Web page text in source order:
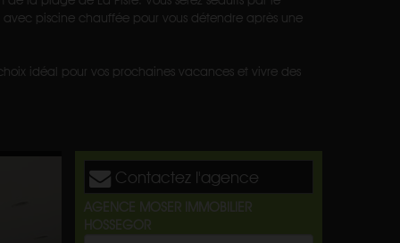
piscine chauffée pour vous détendre après une
idéal pour vos prochaines vacances et vivre des
Contactez l'agence
AGENCE MOSER IMMOBILIER
HOSSEGOR